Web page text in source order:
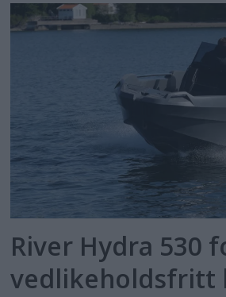
River Hydra 530
vedlikeholdsfritt